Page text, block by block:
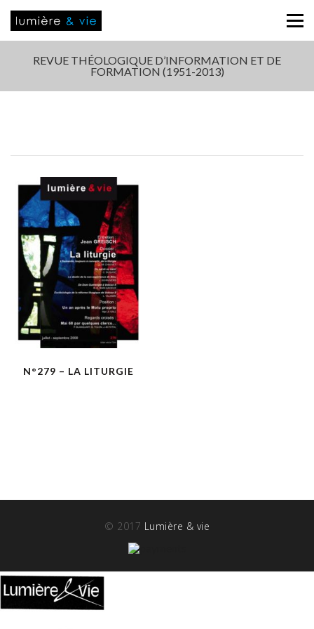
REVUE THÉOLOGIQUE D’INFORMATION ET DE
FORMATION (1951-2013)
N°279 – LA LITURGIE
© 2017 Lumière & vie